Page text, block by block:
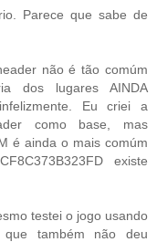
Parece que sabe de
não é tão comúm
dos lugares AINDA
Eu criei a
como base, mas
é ainda o mais comúm
existe
testei o jogo usando
também não deu